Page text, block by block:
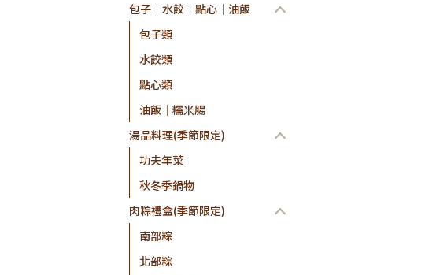
包子│水餃│點心│油飯
包子類
水餃類
點心類
油飯│糯米腸
湯品料理(季節限定)
功夫年菜
秋冬季鍋物
肉粽禮盒(季節限定)
南部粽
北部粽